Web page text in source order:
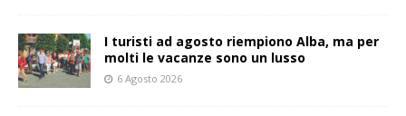
I turisti ad agosto riempiono Alba, ma per
molti le vacanze sono un lusso
6 Agosto 2026